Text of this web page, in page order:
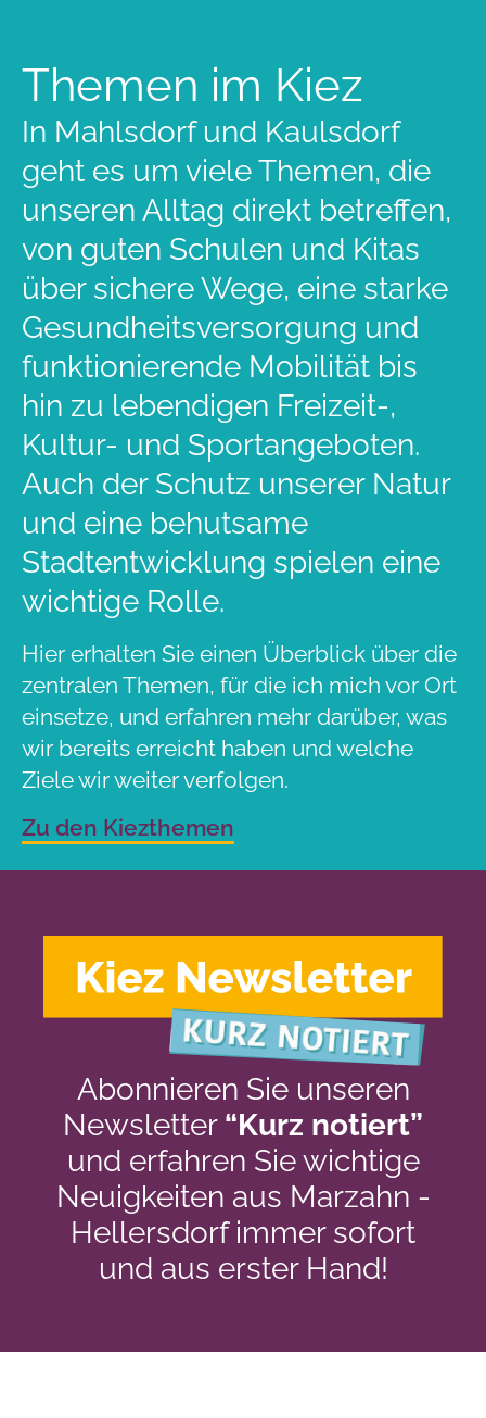
Themen im Kiez
In Mahlsdorf und Kaulsdorf
geht es um viele Themen, die
unseren Alltag direkt betreffen,
von guten Schulen und Kitas
über sichere Wege, eine starke
Gesundheitsversorgung und
funktionierende Mobilität bis
hin zu lebendigen Freizeit-,
Kultur- und Sportangeboten.
Auch der Schutz unserer Natur
und eine behutsame
Stadtentwicklung spielen eine
wichtige Rolle.
Hier erhalten Sie einen Überblick über die
zentralen Themen, für die ich mich vor Ort
einsetze, und erfahren mehr darüber, was
wir bereits erreicht haben und welche
Ziele wir weiter verfolgen.
Zu den Kiezthemen
Abonnieren Sie unseren
Newsletter “Kurz notiert”
und erfahren Sie wichtige
Neuigkeiten aus Marzahn -
Hellersdorf immer sofort
und aus erster Hand!